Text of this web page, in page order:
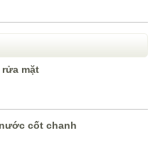
mặt
cốt chanh